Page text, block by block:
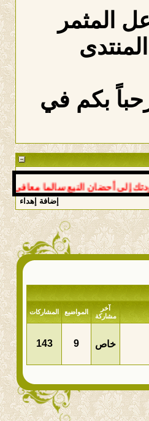
المثمر
بكم في
أحضان النبع سالما معافى د عوض
إضافة إهداء
آخر
مشاركة
المواضيع المشاركات
خاص 9
143